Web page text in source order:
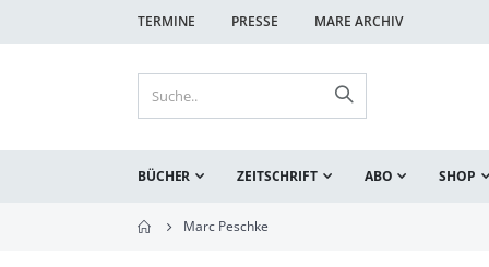
TERMINE PRESSE MARE ARCHIV
BÜCHER ZEITSCHRIFT ABO SHOP
Marc Peschke